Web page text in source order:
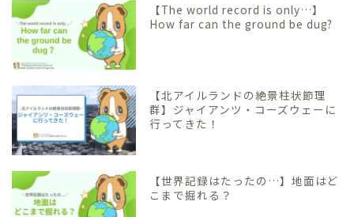
【The world record is only…】
How far can the ground be dug?
【北アイルランドの絶景柱状節理
群】ジャイアンツ・コーズウェーに
行ってきた！
【世界記録はたったの…】地面はど
こまで掘れる？